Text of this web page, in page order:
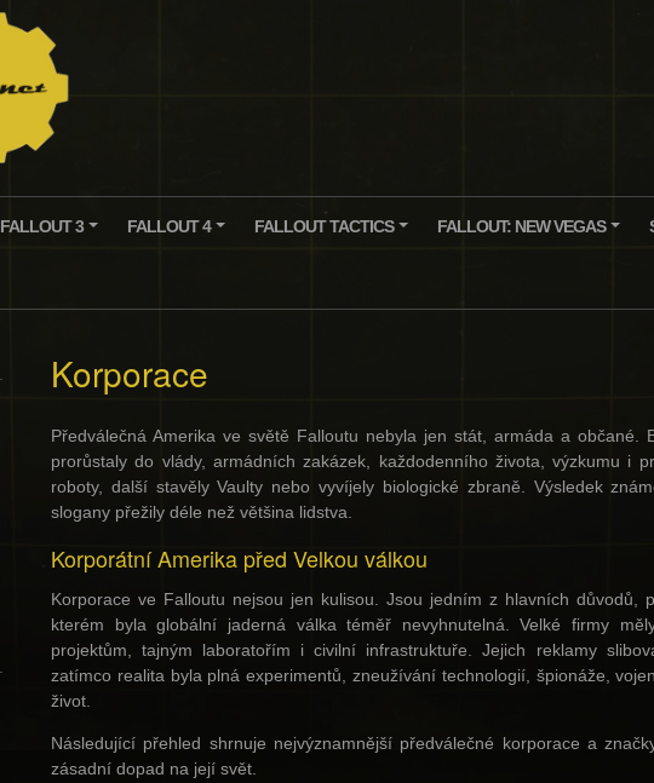
FALLOUT 3 FALLOUT 4 FALLOUT TACTICS FALLOUT: NEW VEGAS
Korporace
Předválečná Amerika ve světě Falloutu nebyla jen stát, armáda a
prorůstaly do vlády, armádních zakázek, každodenního života, výzkumu i
roboty, další stavěly Vaulty nebo vyvíjely biologické zbraně. Výsledek
slogany přežily déle než většina lidstva.
Korporátní Amerika před Velkou válkou
Korporace ve Falloutu nejsou jen kulisou. Jsou jedním z hlavních důvodů,
kterém byla globální jaderná válka téměř nevyhnutelná. Velké firmy
projektům, tajným laboratořím i civilní infrastruktuře. Jejich reklamy
zatímco realita byla plná experimentů, zneužívání technologií, špionáže,
život.
Následující přehled shrnuje nejvýznamnější předválečné korporace a
zásadní dopad na její svět.